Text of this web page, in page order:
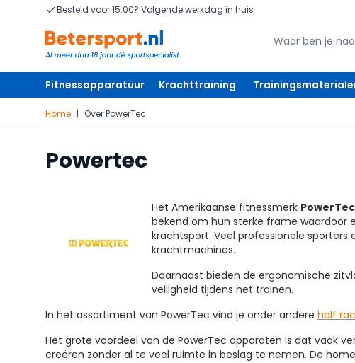
Ga naar de inhoudBesteld voor 15:00? Volgende werkdag in huis
Zoeken
Fitnessapparatuur Krachttraining
Home | Over PowerTec
Powertec
Het Amerikaanse fitnessmerk PowerTec
bekend om hun sterke frame waardoor
krachtsport. Veel professionele
krachtmachines.
Daarnaast bieden de ergonomische
veiligheid tijdens het trainen.
In het assortiment van PowerTec vind je onder andere half
Het grote voordeel van de PowerTec apparaten is dat vaak
creëren zonder al te veel ruimte in beslag te nemen. De